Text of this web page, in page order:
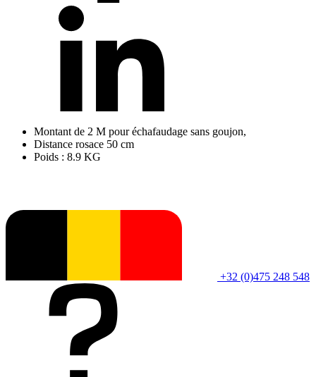
Montant de 2 M pour échafaudage sans goujon,
Distance rosace 50 cm
Poids : 8.9 KG
+32 (0)475 248 548